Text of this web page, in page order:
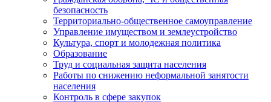
безопасность
Территориально-общественное самоуправление
Управление имуществом и землеустройство
Культура, спорт и молодежная политика
Образование
Труд и социальная защита населения
Работы по снижению неформальной занятости
населения
Контроль в сфере закупок